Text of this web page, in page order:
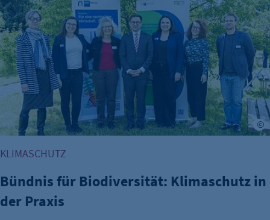
etracker Analytics
Name:
et_oi_v2
Anbieter:
etracker GmbH
Zweck:
Cookie Erkennung
2 Jahre
etracker Analytics
Name:
KLIMASCHUTZ
Bündnis für Biodiversität: Klimaschutz in
der Praxis